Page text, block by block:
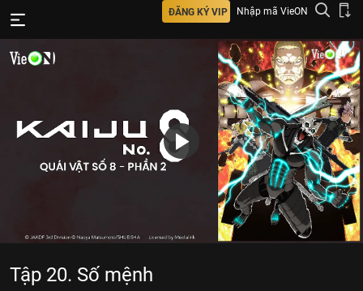
ĐĂNG KÝ VIP Nhập mã VieON
Tập 20. Số mệnh